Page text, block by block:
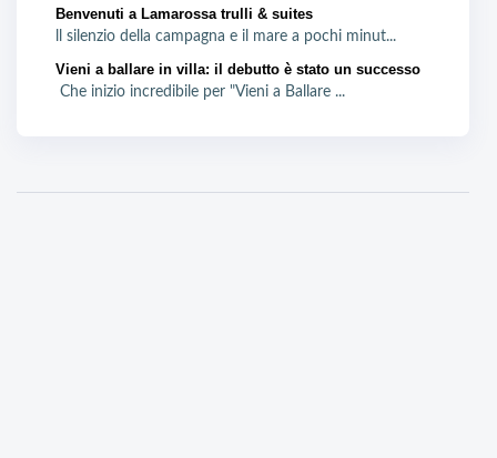
Benvenuti a Lamarossa trulli & suites
ll silenzio della campagna e il mare a pochi minut...
Vieni a ballare in villa: il debutto è stato un successo
Che inizio incredibile per "Vieni a Ballare ...